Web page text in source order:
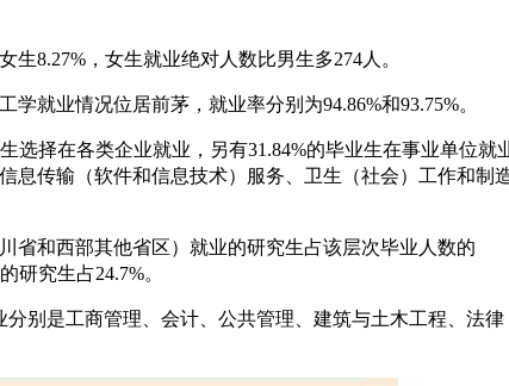
生8.27%，女生就业绝对人数比男生多274人。
就业情况位居前茅，就业率分别为94.86%和93.75%。
选择在各类企业就业，另有31.84%的毕业生在事业单位就
息传输（软件和信息技术）服务、卫生（社会）工作和制
省和西部其他省区）就业的研究生占该层次毕业人数的
研究生占24.7%。
别是工商管理、会计、公共管理、建筑与土木工程、法律